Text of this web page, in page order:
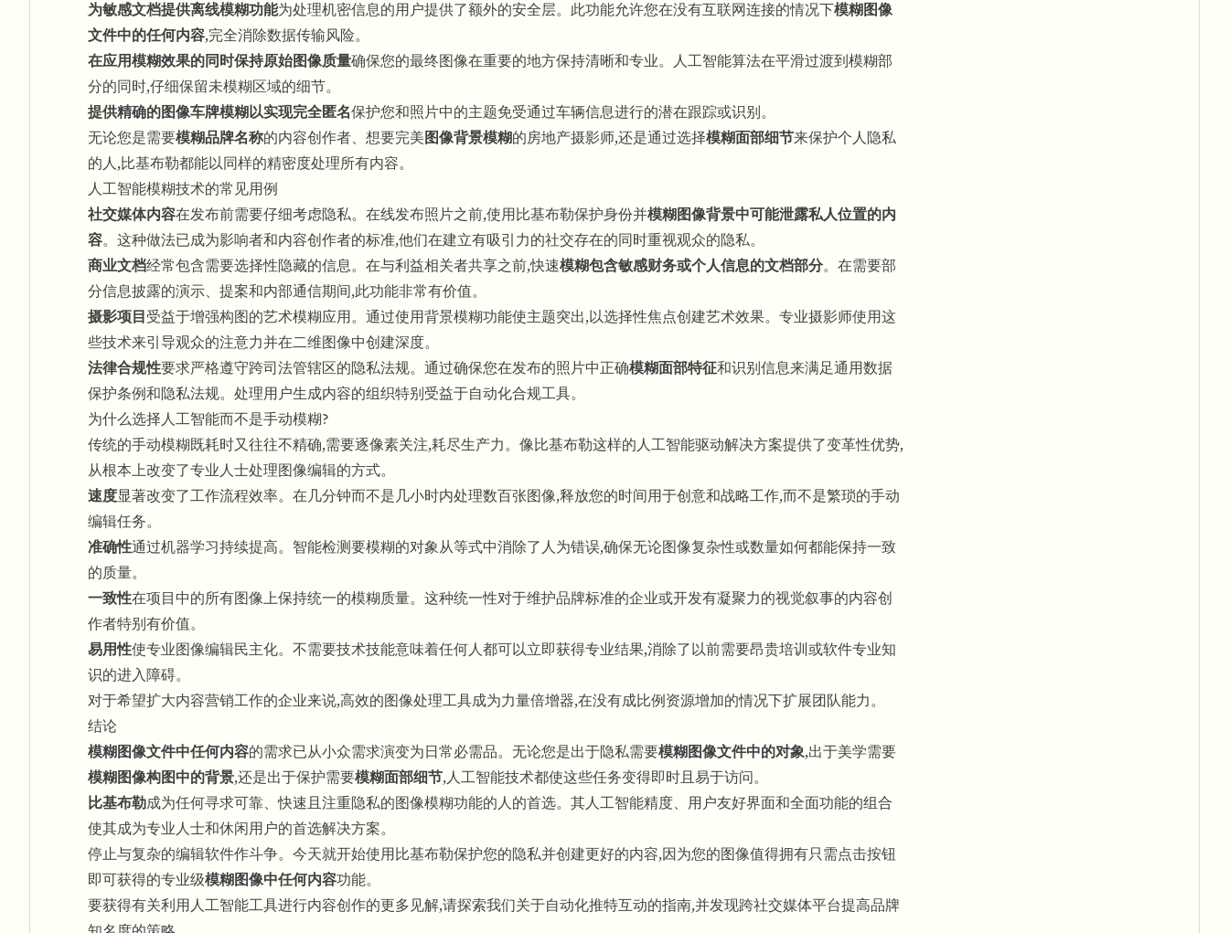
为敏感文档提供离线模糊功能为处理机密信息的用户提供了额外的安全层。此功能允许您在没有互联网连接的情况下模糊图像
文件中的任何内容,完全消除数据传输风险。
在应用模糊效果的同时保持原始图像质量确保您的最终图像在重要的地方保持清晰和专业。人工智能算法在平滑过渡到模糊部
分的同时,仔细保留未模糊区域的细节。
提供精确的图像车牌模糊以实现完全匿名保护您和照片中的主题免受通过车辆信息进行的潜在跟踪或识别。
无论您是需要模糊品牌名称的内容创作者、想要完美图像背景模糊的房地产摄影师,还是通过选择模糊面部细节来保护个人隐私
的人,比基布勒都能以同样的精密度处理所有内容。
人工智能模糊技术的常见用例
社交媒体内容在发布前需要仔细考虑隐私。在线发布照片之前,使用比基布勒保护身份并模糊图像背景中可能泄露私人位置的内
容。这种做法已成为影响者和内容创作者的标准,他们在建立有吸引力的社交存在的同时重视观众的隐私。
商业文档经常包含需要选择性隐藏的信息。在与利益相关者共享之前,快速模糊包含敏感财务或个人信息的文档部分。在需要部
分信息披露的演示、提案和内部通信期间,此功能非常有价值。
摄影项目受益于增强构图的艺术模糊应用。通过使用背景模糊功能使主题突出,以选择性焦点创建艺术效果。专业摄影师使用这
些技术来引导观众的注意力并在二维图像中创建深度。
法律合规性要求严格遵守跨司法管辖区的隐私法规。通过确保您在发布的照片中正确模糊面部特征和识别信息来满足通用数据
保护条例和隐私法规。处理用户生成内容的组织特别受益于自动化合规工具。
为什么选择人工智能而不是手动模糊?
传统的手动模糊既耗时又往往不精确,需要逐像素关注,耗尽生产力。像比基布勒这样的人工智能驱动解决方案提供了变革性优势,
从根本上改变了专业人士处理图像编辑的方式。
速度显著改变了工作流程效率。在几分钟而不是几小时内处理数百张图像,释放您的时间用于创意和战略工作,而不是繁琐的手动
编辑任务。
准确性通过机器学习持续提高。智能检测要模糊的对象从等式中消除了人为错误,确保无论图像复杂性或数量如何都能保持一致
的质量。
一致性在项目中的所有图像上保持统一的模糊质量。这种统一性对于维护品牌标准的企业或开发有凝聚力的视觉叙事的内容创
作者特别有价值。
易用性使专业图像编辑民主化。不需要技术技能意味着任何人都可以立即获得专业结果,消除了以前需要昂贵培训或软件专业知
识的进入障碍。
对于希望扩大内容营销工作的企业来说,高效的图像处理工具成为力量倍增器,在没有成比例资源增加的情况下扩展团队能力。
结论
模糊图像文件中任何内容的需求已从小众需求演变为日常必需品。无论您是出于隐私需要模糊图像文件中的对象,出于美学需要
模糊图像构图中的背景,还是出于保护需要模糊面部细节,人工智能技术都使这些任务变得即时且易于访问。
比基布勒成为任何寻求可靠、快速且注重隐私的图像模糊功能的人的首选。其人工智能精度、用户友好界面和全面功能的组合
使其成为专业人士和休闲用户的首选解决方案。
停止与复杂的编辑软件作斗争。今天就开始使用比基布勒保护您的隐私并创建更好的内容,因为您的图像值得拥有只需点击按钮
即可获得的专业级模糊图像中任何内容功能。
要获得有关利用人工智能工具进行内容创作的更多见解,请探索我们关于自动化推特互动的指南,并发现跨社交媒体平台提高品牌